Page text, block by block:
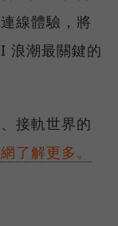
線體驗，將
浪潮最關鍵的
接軌世界的
了解更多。